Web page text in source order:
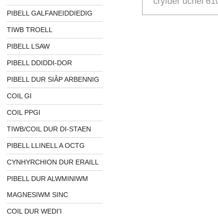
PIBELL GALFANEIDDIEDIG
TIWB TROELL
PIBELL LSAW
PIBELL DDIDDI-DOR
PIBELL DUR SIÂP ARBENNIG
COIL GI
COIL PPGI
TIWB/COIL DUR DI-STAEN
PIBELL LLINELL A OCTG
CYNHYRCHION DUR ERAILL
PIBELL DUR ALWMINIWM
MAGNESIWM SINC
COIL DUR WEDI'I